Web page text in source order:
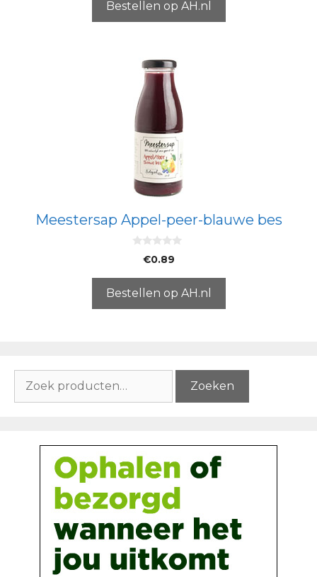
5
Bestellen op AH.nl
Meestersap Appel-peer-blauwe bes
5
€0.89
Bestellen op AH.nl
naar:
Zoeken